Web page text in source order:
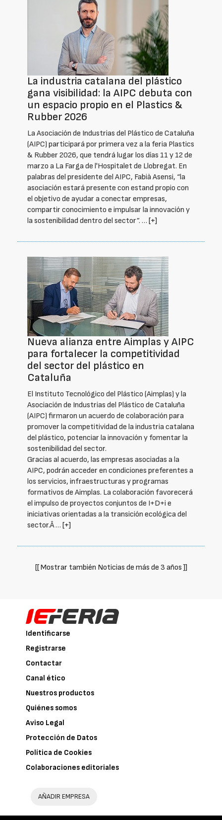
La industria catalana del plástico
gana visibilidad: la AIPC debuta con
un espacio propio en el Plastics &
Rubber 2026
La Asociación de Industrias del Plástico de Cataluña
(AIPC) participará por primera vez a la feria Plastics
& Rubber 2026, que tendrá lugar los días 11 y 12 de
marzo a La Farga de l'Hospitalet de Llobregat. En
palabras del presidente del AIPC, Fabià Asensi, “la
asociación estará presente con estand propio con
el objetivo de ayudar a conectar empresas,
compartir conocimiento e impulsar la innovación y
la sostenibilidad dentro del sector”. … [+]
Nueva alianza entre Aimplas y AIPC
para fortalecer la competitividad
del sector del plástico en
Cataluña
El Instituto Tecnológico del Plástico (Aimplas) y la
Asociación de Industrias del Plástico de Cataluña
(AIPC) firmaron un acuerdo de colaboración para
promover la competitividad de la industria catalana
del plástico, potenciar la innovación y fomentar la
sostenibilidad del sector.
Gracias al acuerdo, las empresas asociadas a la
AIPC, podrán acceder en condiciones preferentes a
los servicios, infraestructuras y programas
formativos de Aimplas. La colaboración favorecerá
el impulso de proyectos conjuntos de I+D+i e
iniciativas orientadas a la transición ecológica del
sector.Â … [+]
[[ Mostrar también Noticias de más de 3 años ]]
Identificarse
Registrarse
Contactar
Canal ético
Nuestros productos
Quiénes somos
Aviso Legal
Protección de Datos
Política de Cookies
Colaboraciones editoriales
AÑADIR EMPRESA